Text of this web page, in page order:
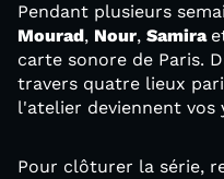
Pendant plusieurs
Mourad, Nour, Samira
carte sonore de Paris.
travers quatre lieux
l'atelier deviennent vos
Pour clôturer la série,